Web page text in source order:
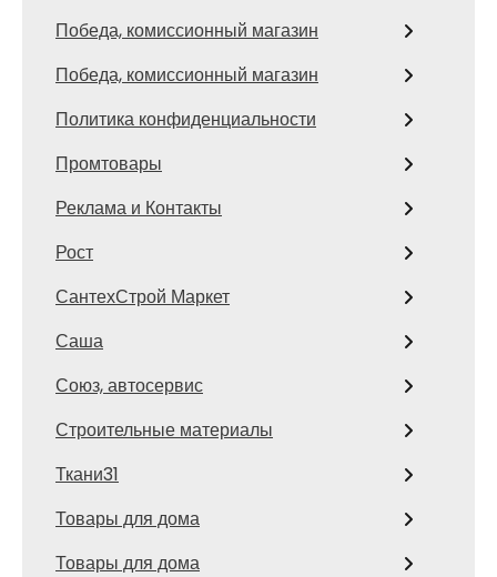
Победа, комиссионный магазин
Победа, комиссионный магазин
Политика конфиденциальности
Промтовары
Реклама и Контакты
Рост
СантехСтрой Маркет
Саша
Союз, автосервис
Строительные материалы
Ткани31
Товары для дома
Товары для дома